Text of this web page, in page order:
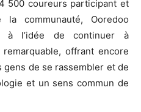
500 coureurs participant et
communauté, Ooredoo
à l’idée de continuer à
offrant encore
gens de se rassembler et de
et un sens commun de